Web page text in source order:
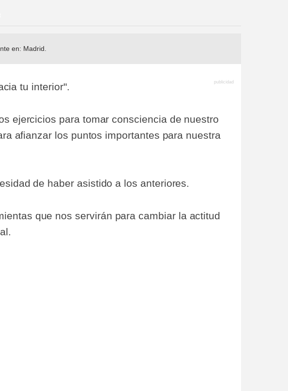
en: Madrid
tu interior".
ejercicios para tomar consciencia de nuestro
afianzar los puntos importantes para nuestra
de haber asistido a los anteriores.
que nos servirán para cambiar la actitud